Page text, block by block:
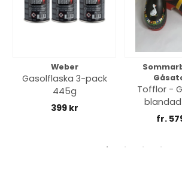
Weber
Gasolflaska 3-pack
445g
399 kr
Tofflor -
fr.